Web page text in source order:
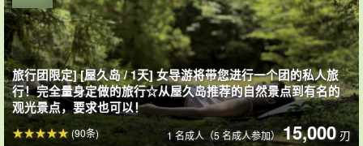
旅行团限定] [屋久岛 / 1天] 女导游将带您进行一个团的私人旅
行！完全量身定做的旅行☆从屋久岛推荐的自然景点到有名的
观光景点，要求也可以！
1 名成人（5 名成人参加）15,000 刃
(90条)